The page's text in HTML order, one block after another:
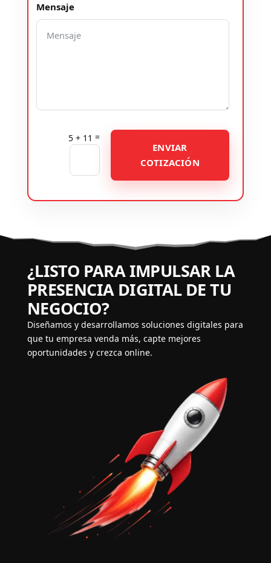
Mensaje
5 + 11 =
ENVIAR
COTIZACIÓN
¿LISTO PARA IMPULSAR LA
PRESENCIA DIGITAL DE TU
NEGOCIO?
Diseñamos y desarrollamos soluciones digitales para
que tu empresa venda más, capte mejores
oportunidades y crezca online.